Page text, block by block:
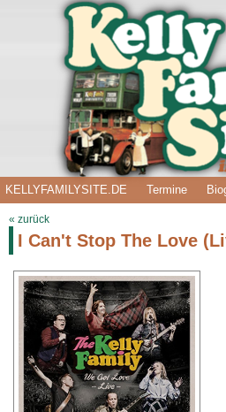
KELLYFAMILYSITE.DE Termine
« zurück
I Can't Stop The Love